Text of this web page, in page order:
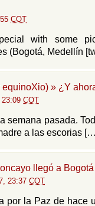
COT
with some
(Bogotá, Medellín
» ¿Y
COT
semana pasada.
a las escorias
llegó a Bogotá
23:37 COT
por la Paz de hace